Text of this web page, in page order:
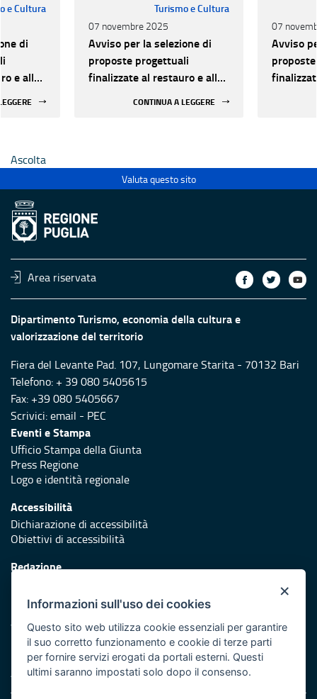
e Cultura
di
e alla
Turismo e Cultura
07 novembre 2025
Avviso per la selezione di
proposte progettuali
finalizzate al restauro e alla
CONTINUA A LEGGERE
07
Avviso
Ascolta
Valuta questo sito
Area riservata
Dipartimento Turismo, economia della cultura e
valorizzazione del territorio
Fiera del Levante Pad. 107, Lungomare Starita - 70132 Bari
Telefono: + 39 080 5405615
Fax: +39 080 5405667
Scrivici:email - PEC
Eventi e Stampa
Ufficio Stampa della Giunta
Press Regione
Logo e identità regionale
Accessibilità
Dichiarazione di accessibilità
Obiettivi di accessibilità
Redazione
Protezione civile
Vai al sito di Protezione Civile Puglia
Iniziativa finanziata con risorse del POR Puglia 2014/2020 -
Asse XI
×
Informazioni sull'uso dei cookies
Questo sito web utilizza cookie essenziali per garantire
il suo corretto funzionamento e cookie di terze parti
per fornire servizi erogati da portali esterni. Questi
ultimi saranno impostati solo dopo il consenso.